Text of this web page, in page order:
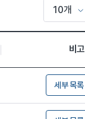
비고
세부 목록